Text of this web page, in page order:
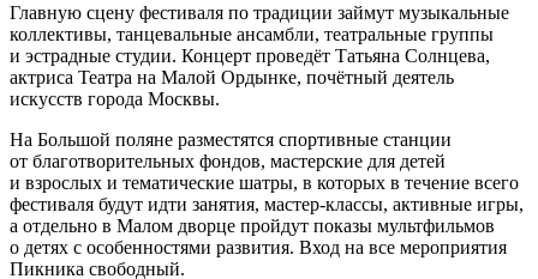
Главную сцену фестиваля по традиции займут музыкальные
коллективы, танцевальные ансамбли, театральные группы
и эстрадные студии. Концерт проведёт Татьяна Солнцева,
актриса Театра на Малой Ордынке, почётный деятель
искусств города Москвы.
На Большой поляне разместятся спортивные станции
от благотворительных фондов, мастерские для детей
и взрослых и тематические шатры, в которых в течение всего
фестиваля будут идти занятия, мастер-классы, активные игры,
а отдельно в Малом дворце пройдут показы мультфильмов
о детях с особенностями развития. Вход на все мероприятия
Пикника свободный.